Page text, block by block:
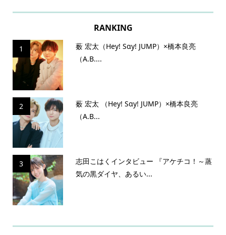
RANKING
1
薮 宏太（Hey! Sɑy! JUMP）×橋本良亮
（A.B....
2
薮 宏太 （Hey! Sɑy! JUMP）×橋本良亮
（A.B...
3
志田こはくインタビュー 『アケチコ！～蒸
気の黒ダイヤ、あるい...